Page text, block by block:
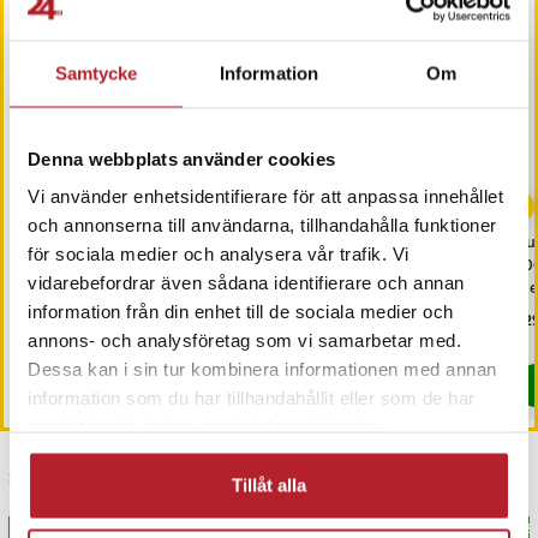
Samtycke Information Om
Denna webbplats använder cookies
Vi använder enhetsidentifierare för att anpassa innehållet
och annonserna till användarna, tillhandahålla funktioner
för sociala medier och analysera vår trafik. Vi
vidarebefordrar även sådana identifierare och annan
information från din enhet till de sociala medier och
annons- och analysföretag som vi samarbetar med.
Dessa kan i sin tur kombinera informationen med annan
information som du har tillhandahållit eller som de har
Tillåt alla
Artikelnummer: 120535
-78%
Mobilhållare Audi Q3
2019-2024
Nuvarande pris:
39 krTidigare pris:179 kr
39 kr 179 kr
Just nu har vi bara 2 kvar av denna produkt
Mobilhållare Audi Q4
2022-2024
Pris:179 kr
179 kr
I lager, levereras inom 1-2 vardagar
Senast besökta
BÄSTSÄLJARE